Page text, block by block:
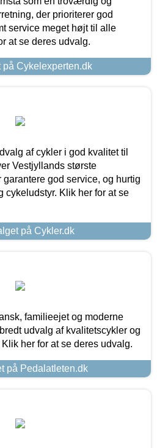
der prioriterer god
service meget højt til alle
at se deres udvalg.
på Cykelexperten.dk
af cykler i god kvalitet til
Vestjyllands største
god service, og hurtig
cykeludstyr. Klik her for at se
på Cykler.dk
familieejet og moderne
udvalg af kvalitetscykler og
her for at se deres udvalg.
på Pedalatleten.dk